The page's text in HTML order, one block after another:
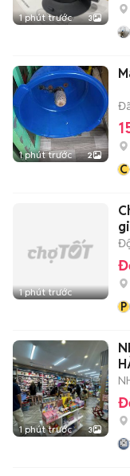
1 phút trước 3
1 phút trước 2
C
1 phút trước
P
1 phút trước 3